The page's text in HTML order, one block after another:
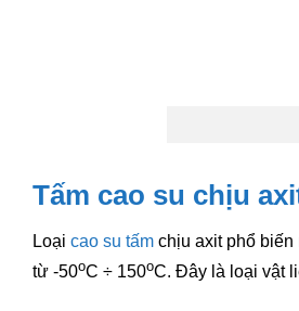
Tấm cao su chịu
Loại cao su tấm chịu axit phổ biến
từ -50oC ÷ 150oC. Đây là loại vật